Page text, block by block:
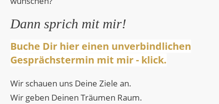
Dann sprich mit mir!
Buche Dir hier einen unverbindlichen
Gesprächstermin mit mir - klick.
Wir schauen uns Deine Ziele an.
Wir geben Deinen Träumen Raum.